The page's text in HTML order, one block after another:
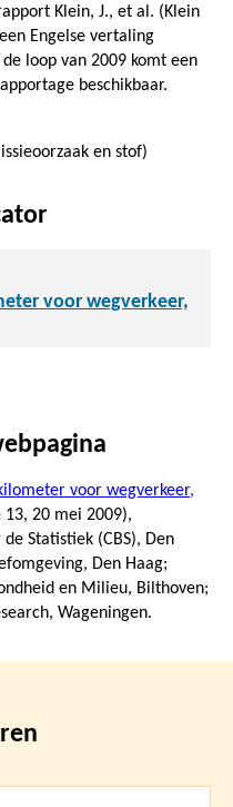
Klein, J., et al. (Klein
Engelse vertaling
loop van 2009 komt een
beschikbaar.
en stof)
voor wegverkeer,
voor wegverkeer,
13, 20 mei 2009),
Statistiek (CBS), Den
Den Haag;
en Milieu, Bilthoven;
Wageningen.